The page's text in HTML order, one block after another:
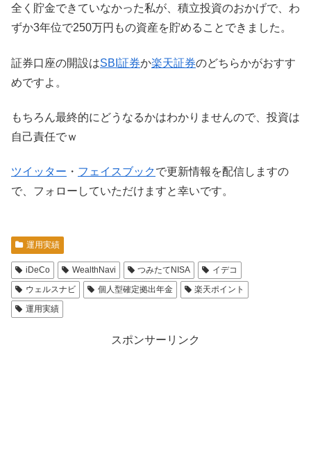
全く貯金できていなかった私が、積立投資のおかげで、わ
ずか3年位で250万円もの資産を貯めることできました。
証券口座の開設はSBI証券か楽天証券のどちらかがおすす
めですよ。
もちろん最終的にどうなるかはわかりませんので、投資は
自己責任でｗ
ツイッター ・ フェイスブックで更新情報を配信しますの
で、フォローしていただけますと幸いです。
運用実績
iDeCo WealthNavi つみたてNISA
イデコ
ウェルスナビ
個人型確定拠出年金
楽天ポイント
運用実績
スポンサーリンク